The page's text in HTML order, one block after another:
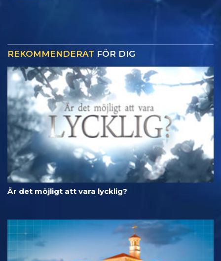
REKOMMENDERAT FÖR DIG
Är det möjligt att vara lycklig?